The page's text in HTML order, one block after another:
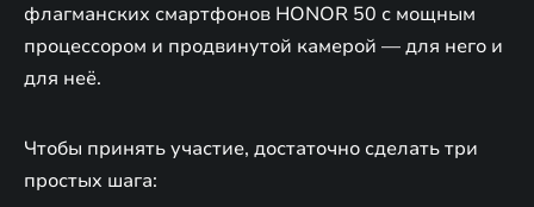
флагманских смартфонов HONOR 50 с мощным
процессором и продвинутой камерой — для него и
для неё.
Чтобы принять участие, достаточно сделать три
простых шага: